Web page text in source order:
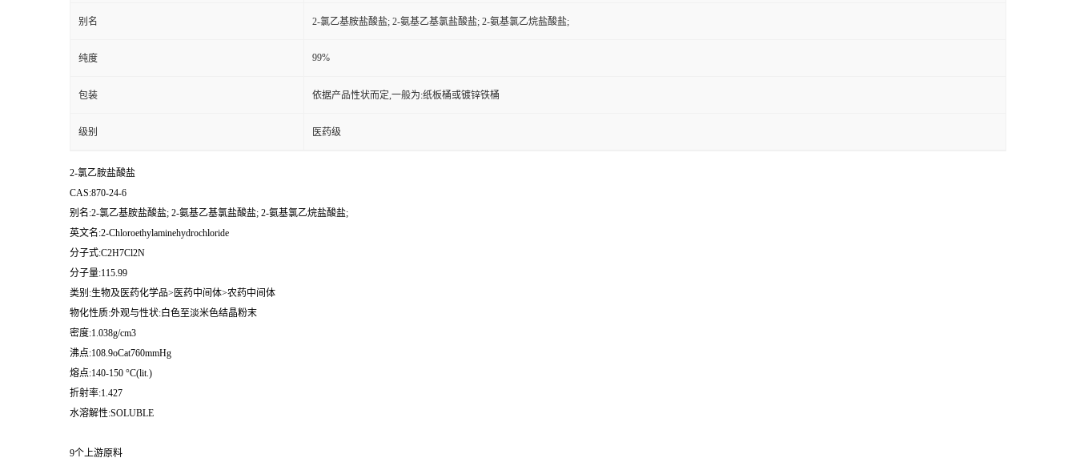
别名 2-氯乙基胺盐酸盐; 2-氨基乙基氯盐酸盐; 2-氨基氯乙烷盐酸盐;
纯度 99%
包装 依据产品性状而定,一般为:纸板桶或镀锌铁桶
级别 医药级
2-氯乙胺盐酸盐
CAS:870-24-6
别名:2-氯乙基胺盐酸盐; 2-氨基乙基氯盐酸盐; 2-氨基氯乙烷盐酸盐;
英文名:2-Chloroethylaminehydrochloride
分子式:C2H7Cl2N
分子量:115.99
类别:生物及医药化学品>医药中间体>农药中间体
物化性质:外观与性状:白色至淡米色结晶粉末
密度:1.038g/cm3
沸点:108.9oCat760mmHg
熔点:140-150 °C(lit.)
折射率:1.427
水溶解性:SOLUBLE
9个上游原料